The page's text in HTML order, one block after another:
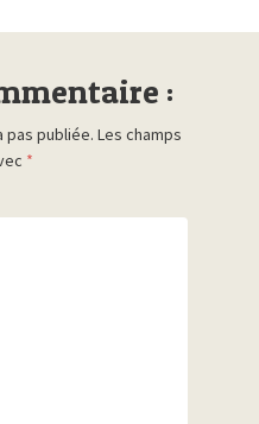
:
pas publiée. Les champs
*